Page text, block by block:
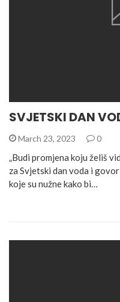
SVJETSKI DAN
March 23, 2023 0
„Budi promjena koju želiš
za Svjetski dan voda i
koje su nužne kako bi…